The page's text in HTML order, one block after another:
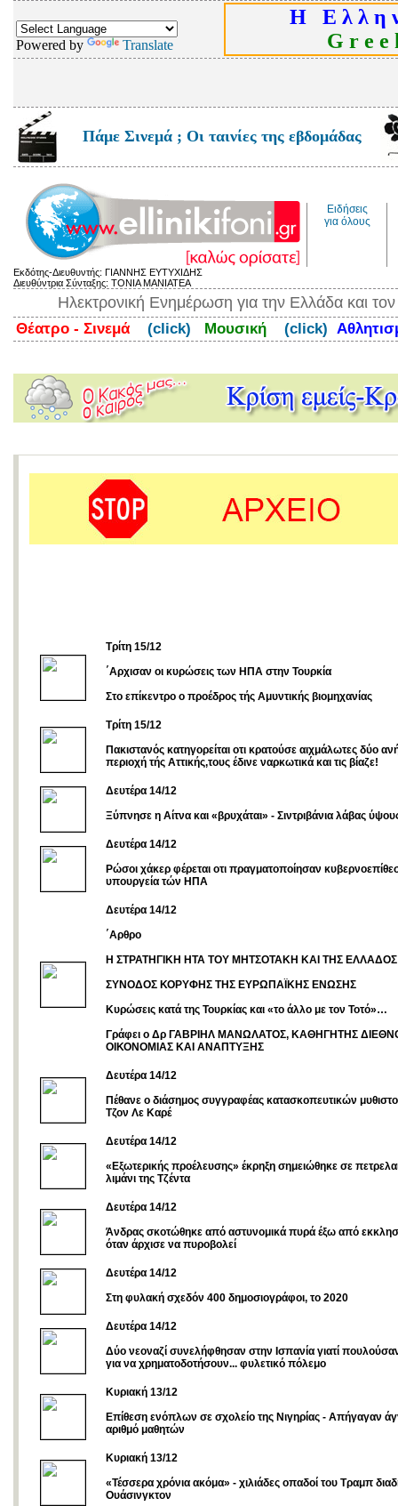
Powered by Translate
Η Ε λ λ η
G r e e
Πάμε Σινεμά ; Οι ταινίες της εβδομάδας
Ειδήσεις
για όλους
Εκδότης-Διευθυντής: ΓΙΑΝΝΗΣ ΕΥΤΥΧΙΔΗΣ
Διευθύντρια Σύνταξης: ΤΟΝΙΑ ΜΑΝΙΑΤΕΑ
Ηλεκτρονική Ενημέρωση για την Ελλάδα και
Θέατρο - Σινεμά (click) Μουσική (click)
Τρίτη 15/12
΄Αρχισαν οι κυρώσεις των ΗΠΑ στην Τουρκία
Στο επίκεντρο ο προέδρος τής Αμυντικής βιομηχανίας
Τρίτη 15/12
Πακιστανός κατηγορείται οτι κρατούσε αιχμάλωτες δύο
περιοχή τής Αττικής,τους έδινε ναρκωτικά και τις βίαζε!
Δευτέρα 14/12
Ξύπνησε η Αίτνα και «βρυχάται» - Σιντριβάνια λάβας
Δευτέρα 14/12
Ρώσοι χάκερ φέρεται οτι πραγματοποίησαν
υπουργεία τών ΗΠΑ
Δευτέρα 14/12
΄Αρθρο
Η ΣΤΡΑΤΗΓΙΚΗ ΗΤΑ ΤΟΥ ΜΗΤΣΟΤΑΚΗ ΚΑΙ ΤΗΣ ΕΛΛΑΔΟΣ
ΣΥΝΟΔΟΣ ΚΟΡΥΦΗΣ ΤΗΣ ΕΥΡΩΠΑΪΚΗΣ ΕΝΩΣΗΣ
Κυρώσεις κατά της Τουρκίας και «το άλλο με τον Τοτό»…
Γράφει ο Δρ ΓΑΒΡΙΗΛ ΜΑΝΩΛΑΤΟΣ, ΚΑΘΗΓΗΤΗΣ
ΟΙΚΟΝΟΜΙΑΣ ΚΑΙ ΑΝΑΠΤΥΞΗΣ
Δευτέρα 14/12
Πέθανε ο διάσημος συγγραφέας κατασκοπευτικών
Τζον Λε Καρέ
Δευτέρα 14/12
«Εξωτερικής προέλευσης» έκρηξη σημειώθηκε σε
λιμάνι της Τζέντα
Δευτέρα 14/12
Άνδρας σκοτώθηκε από αστυνομικά πυρά έξω από
όταν άρχισε να πυροβολεί
Δευτέρα 14/12
Στη φυλακή σχεδόν 400 δημοσιογράφοι, το 2020
Δευτέρα 14/12
Δύο νεοναζί συνελήφθησαν στην Ισπανία γιατί
για να χρηματοδοτήσουν... φυλετικό πόλεμο
Κυριακή 13/12
Επίθεση ενόπλων σε σχολείο της Νιγηρίας - Απήγαγαν
αριθμό μαθητών
Κυριακή 13/12
«Τέσσερα χρόνια ακόμα» - χιλιάδες οπαδοί του Τραμπ
Ουάσινγκτον